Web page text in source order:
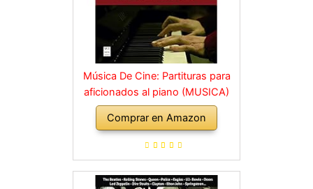
Música De Cine: Partituras para
aficionados al piano (MUSICA)
Comprar en Amazon